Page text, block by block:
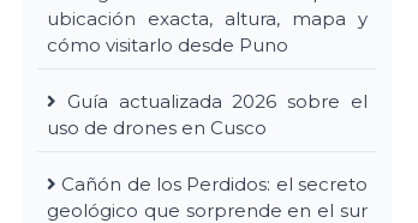
ubicación exacta, altura, mapa y
cómo visitarlo desde Puno
Guía actualizada 2026 sobre el
uso de drones en Cusco
Cañón de los Perdidos: el secreto
geológico que sorprende en el sur